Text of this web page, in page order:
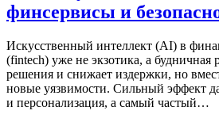
финсервисы и
Искусственный интеллект (AI) в
(fintech) уже не экзотика, а будничная
решения и снижает издержки, но
новые уязвимости. Сильный эффект
и персонализация, а самый частый…